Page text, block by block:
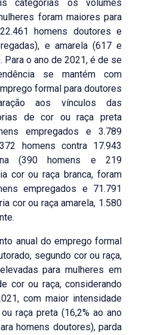
categorias os volumes
foram maiores para
homens doutores e
e amarela (617 e
Para o ano de 2021, é de se
se mantém com
formal para doutores
aos vínculos das
de cor ou raça preta
empregados e 3.789
homens contra 17.943
(390 homens e 219
cor ou raça branca, foram
empregados e 71.791
cor ou raça amarela, 1.580
anual do emprego formal
segundo cor ou raça,
para mulheres em
cor ou raça, considerando
com maior intensidade
raça preta (16,2% ao ano
homens doutores), parda